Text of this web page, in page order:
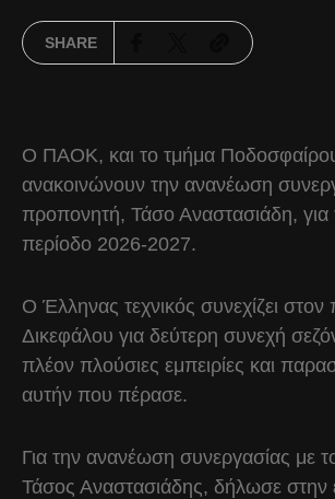
SHARE
Ο ΠΑΟΚ, και το τμήμα
ανακοινώνουν την ανανέωση
προπονητή, Τάσο Αναστασιάδη, για
περίοδο 2026-2027.
Ο Έλληνας τεχνικός συνεχίζει στον
Δικεφάλου για δεύτερη συνεχή
πλέον πλούσιες εμπειρίες και
αυτήν που πέρασε.
Για την ανανέωση συνεργασίας με
Τάσος Αναστασιάδης, δήλωσε στην